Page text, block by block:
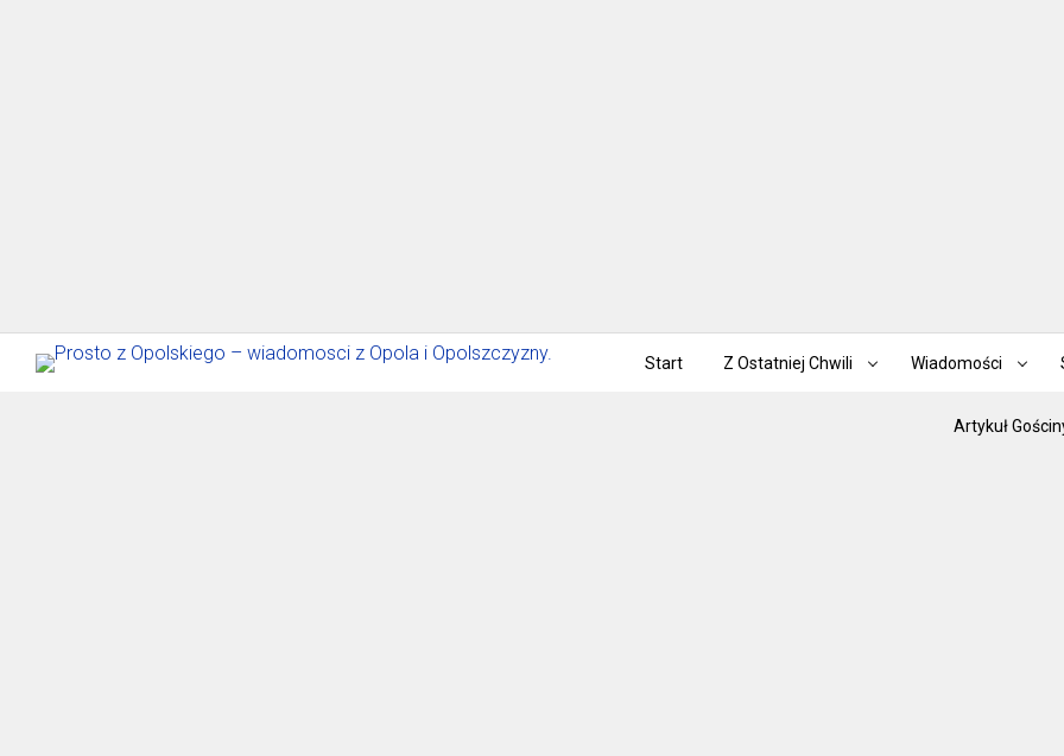
Start Z Ostatniej Chwili Wiadomości
Artykuł